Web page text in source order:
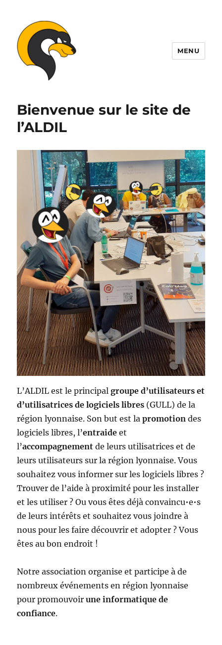
MENU
Bienvenue sur le site de
l’ALDIL
L’ALDIL est le principalgroupe d’utilisateurs et
d’utilisatrices de logiciels libres (GULL) de la
région lyonnaise. Son but est lapromotion des
logiciels libres, l’entraide et
l’accompagnement de leurs utilisatrices et de
leurs utilisateurs sur la région lyonnaise. Vous
souhaitez vous informer sur les logiciels libres ?
Trouver de l’aide à proximité pour les installer
et les utiliser ? Ou vous êtes déjà convaincu•e•s
de leurs intérêts et souhaitez vous joindre à
nous pour les faire découvrir et adopter ? Vous
êtes au bon endroit !
Notre association organise et participe à de
nombreux événements en région lyonnaise
pour promouvoirune informatique de
confiance.